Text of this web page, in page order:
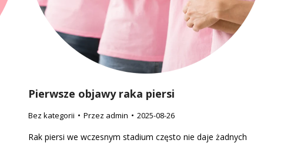
Pierwsze objawy raka piersi
Bez kategorii Przez admin 2025-08-26
Rak piersi we wczesnym stadium często nie daje żadnych